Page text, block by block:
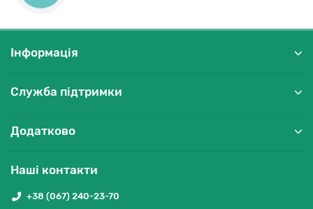
Інформація
Служба підтримки
Додатково
Наші контакти
+38 (067) 240-23-70